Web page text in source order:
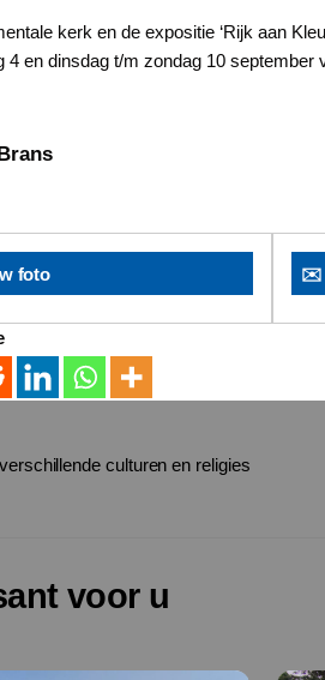
kerk en de expositie ‘Rijk aan
4 en dinsdag t/m zondag 10
foto ✉️
culturen en religies
voor u